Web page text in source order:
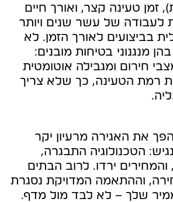
זמן טעינה קצר, ואורך חיים
לעבודה של עשר שנים ויותר
בביצועים לאורך הזמן. לא
מנגנוני בטיחות מובנים:
חירום ומגבילה אוטומטית
רמת הטעינה, כך שלא צריך
את האגירה מרעיון יקר
הטכנולוגיה התבגרה,
ירדו. לרוב הבתים
וההתאמה המדויקת נסגרת
שלך – לא לבד מול מדף.